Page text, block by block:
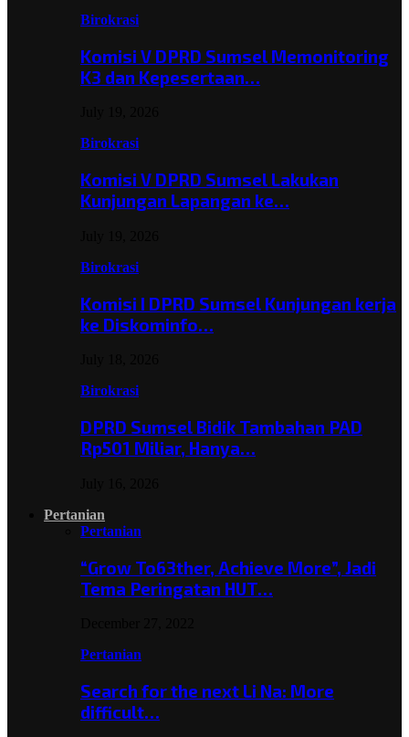
Birokrasi
Komisi V DPRD Sumsel Memonitoring
K3 dan Kepesertaan…
Birokrasi
Komisi V DPRD Sumsel Lakukan
Kunjungan Lapangan ke…
Birokrasi
Komisi I DPRD Sumsel Kunjungan kerja
ke Diskominfo…
Birokrasi
DPRD Sumsel Bidik Tambahan PAD
Rp501 Miliar, Hanya…
Pertanian
Pertanian
“Grow To63ther, Achieve More”, Jadi
Tema Peringatan HUT…
Pertanian
Search for the next Li Na: More
difficult…